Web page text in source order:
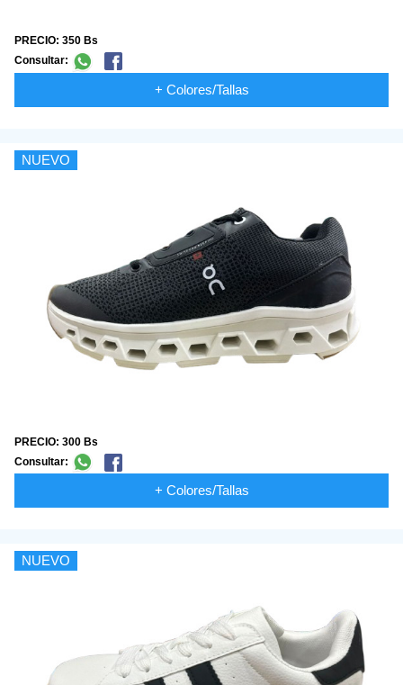
PRECIO: 350 Bs
Consultar:
+ Colores/Tallas
NUEVO
PRECIO: 300 Bs
Consultar:
+ Colores/Tallas
NUEVO